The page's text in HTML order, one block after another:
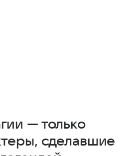
— только
сделавшие